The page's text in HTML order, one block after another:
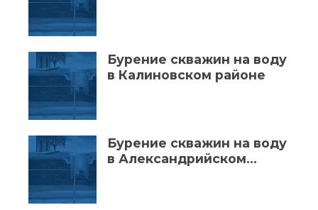
Бурение скважин на воду
в Калиновском районе
Бурение скважин на воду
в Александрийском